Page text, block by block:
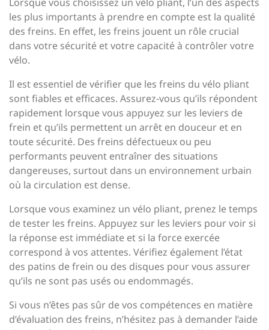
les plus importants à prendre en compte est la qualité
des freins. En effet, les freins jouent un rôle crucial
dans votre sécurité et votre capacité à contrôler votre
vélo.
Il est essentiel de vérifier que les freins du vélo pliant
sont fiables et efficaces. Assurez-vous qu’ils répondent
rapidement lorsque vous appuyez sur les leviers de
frein et qu’ils permettent un arrêt en douceur et en
toute sécurité. Des freins défectueux ou peu
performants peuvent entraîner des situations
dangereuses, surtout dans un environnement urbain
où la circulation est dense.
Lorsque vous examinez un vélo pliant, prenez le temps
de tester les freins. Appuyez sur les leviers pour voir si
la réponse est immédiate et si la force exercée
correspond à vos attentes. Vérifiez également l’état
des patins de frein ou des disques pour vous assurer
qu’ils ne sont pas usés ou endommagés.
Si vous n’êtes pas sûr de vos compétences en matière
d’évaluation des freins, n’hésitez pas à demander l’aide